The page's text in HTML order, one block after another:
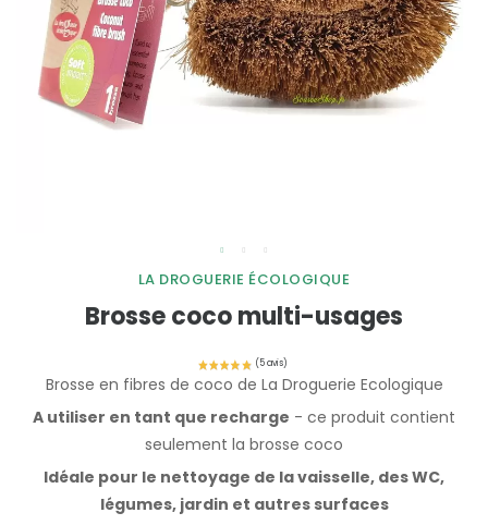
LA DROGUERIE ÉCOLOGIQUE
Brosse coco multi-usages
Brosse en fibres de coco de La Droguerie Ecologique
A utiliser en tant que recharge - ce produit contient
seulement la brosse coco
Idéale pour le nettoyage de la vaisselle, des WC,
légumes, jardin et autres surfaces